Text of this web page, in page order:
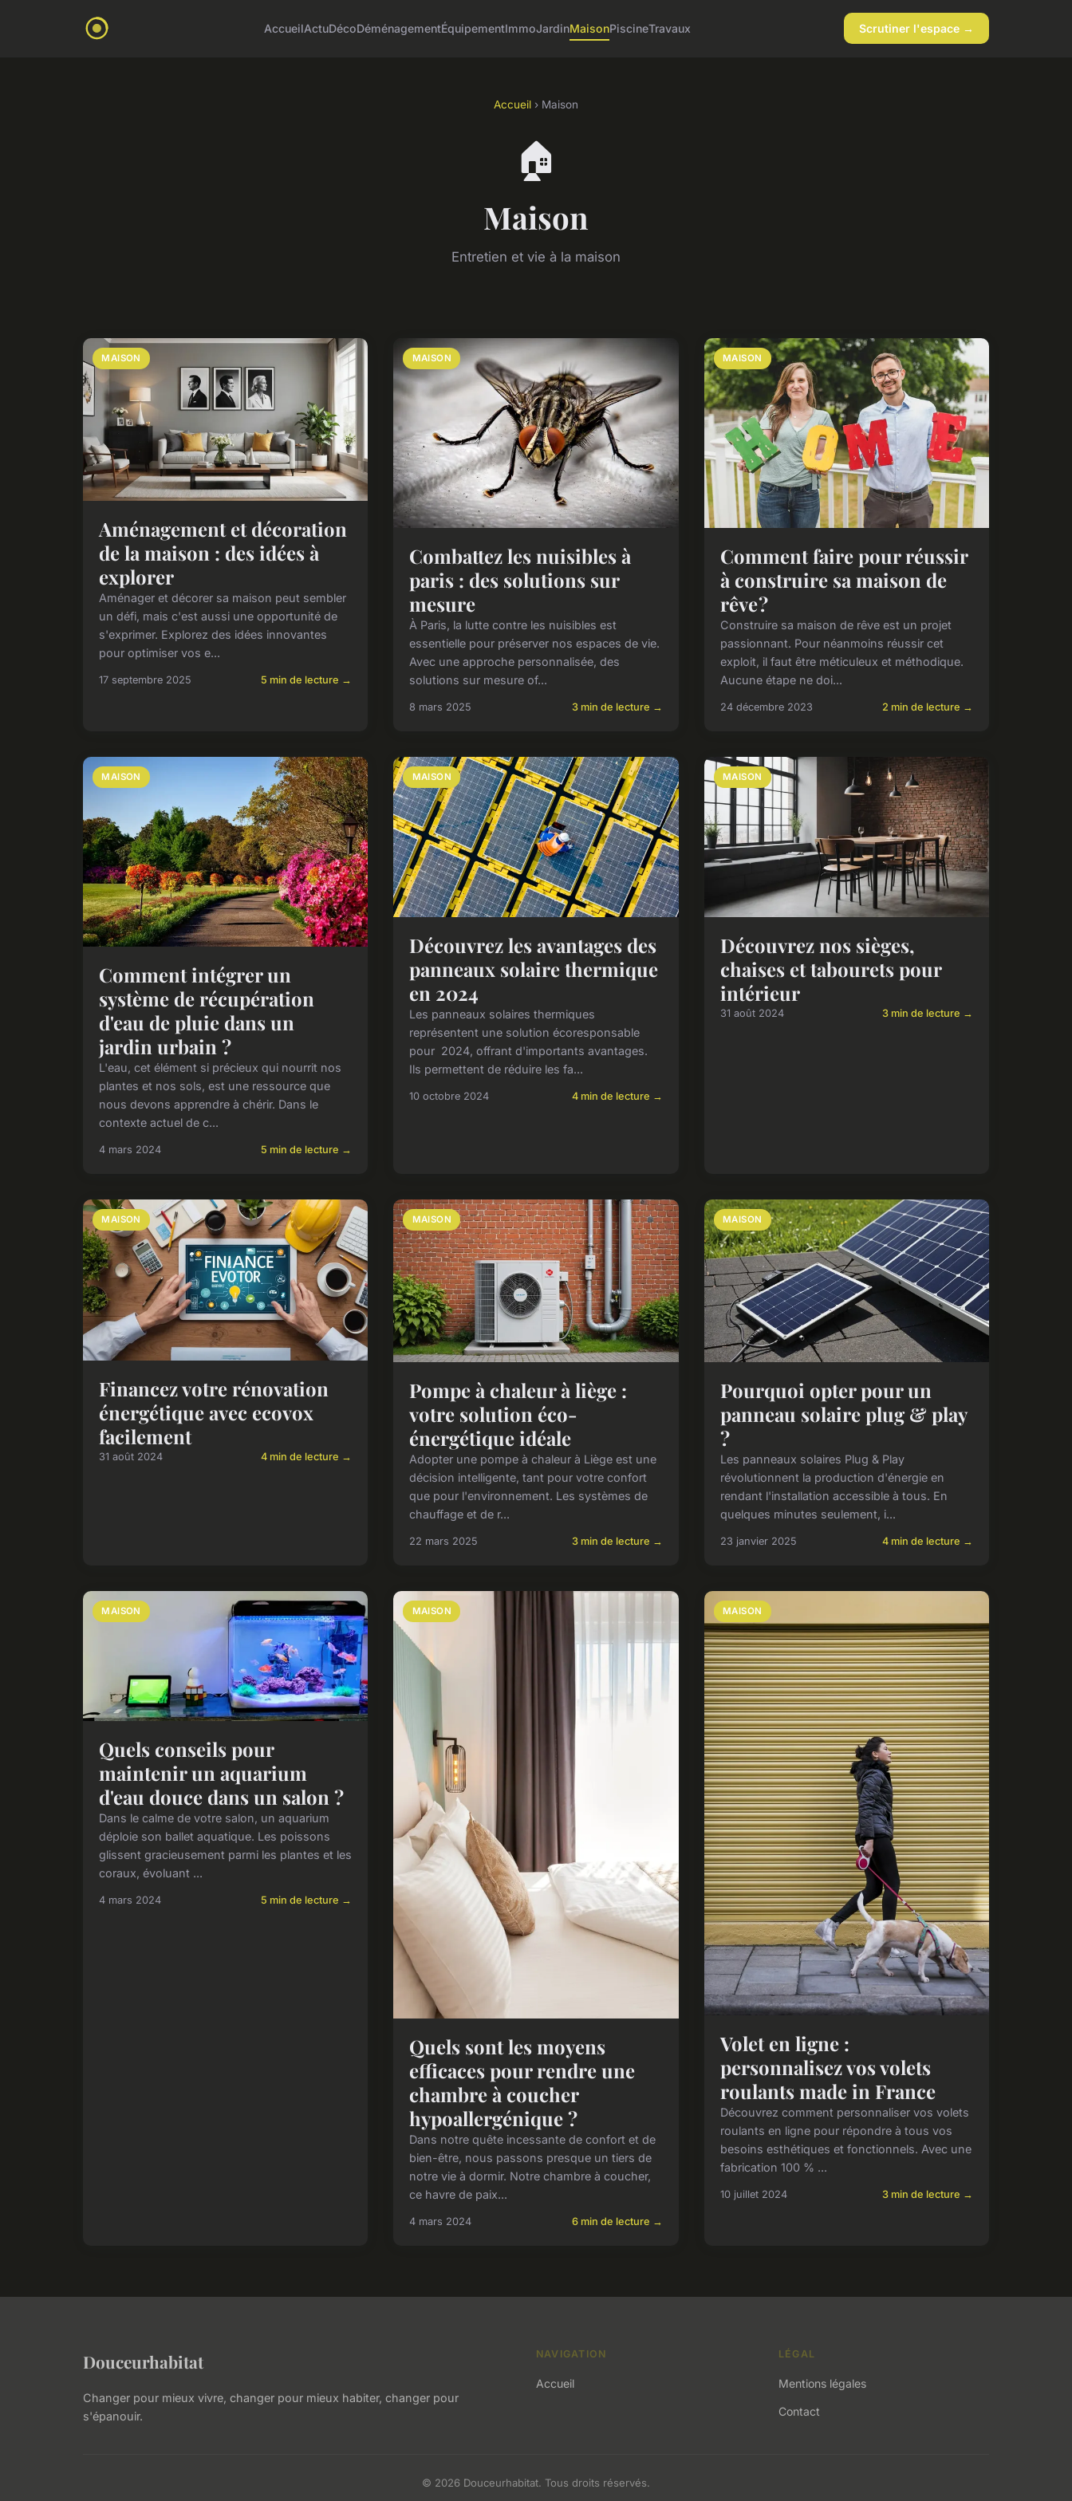
AccueilActuDécoDéménagementÉquipementImmoJardinMaisonPiscineTravaux Scrutiner l'espace →
Accueil › Maison
🏠
Maison
Entretien et vie à la maison
MAISON
Aménagement et décoration
de la maison : des idées à
explorer
Aménager et décorer sa maison peut sembler
un défi, mais c'est aussi une opportunité de
s'exprimer. Explorez des idées innovantes
pour optimiser vos e...
17 septembre 2025 5 min de lecture →
MAISON
Combattez les nuisibles à
paris : des solutions sur
mesure
À Paris, la lutte contre les nuisibles est
essentielle pour préserver nos espaces de vie.
Avec une approche personnalisée, des
solutions sur mesure of...
8 mars 2025 3 min de lecture →
MAISON
Comment faire pour réussir
à construire sa maison de
rêve ?
Construire sa maison de rêve est un projet
passionnant. Pour néanmoins réussir cet
exploit, il faut être méticuleux et méthodique.
Aucune étape ne doi...
24 décembre 2023 2 min de lecture →
MAISON
Comment intégrer un
système de récupération
d'eau de pluie dans un
jardin urbain ?
L'eau, cet élément si précieux qui nourrit nos
plantes et nos sols, est une ressource que
nous devons apprendre à chérir. Dans le
contexte actuel de c...
4 mars 2024 5 min de lecture →
MAISON
Découvrez les avantages des
panneaux solaire thermique
en 2024
Les panneaux solaires thermiques
représentent une solution écoresponsable
pour 2024, offrant d'importants avantages.
Ils permettent de réduire les fa...
10 octobre 2024 4 min de lecture →
MAISON
Découvrez nos sièges,
chaises et tabourets pour
intérieur
31 août 2024 3 min de lecture →
MAISON
Financez votre rénovation
énergétique avec ecovox
facilement
31 août 2024 4 min de lecture →
MAISON
Pompe à chaleur à liège :
votre solution éco-
énergétique idéale
Adopter une pompe à chaleur à Liège est une
décision intelligente, tant pour votre confort
que pour l'environnement. Les systèmes de
chauffage et de r...
22 mars 2025 3 min de lecture →
MAISON
Pourquoi opter pour un
panneau solaire plug & play
?
Les panneaux solaires Plug & Play
révolutionnent la production d'énergie en
rendant l'installation accessible à tous. En
quelques minutes seulement, i...
23 janvier 2025 4 min de lecture →
MAISON
Quels conseils pour
maintenir un aquarium
d'eau douce dans un salon ?
Dans le calme de votre salon, un aquarium
déploie son ballet aquatique. Les poissons
glissent gracieusement parmi les plantes et les
coraux, évoluant ...
4 mars 2024 5 min de lecture →
MAISON
Quels sont les moyens
efficaces pour rendre une
chambre à coucher
hypoallergénique ?
Dans notre quête incessante de confort et de
bien-être, nous passons presque un tiers de
notre vie à dormir. Notre chambre à coucher,
ce havre de paix...
4 mars 2024 6 min de lecture →
MAISON
Volet en ligne :
personnalisez vos volets
roulants made in France
Découvrez comment personnaliser vos volets
roulants en ligne pour répondre à tous vos
besoins esthétiques et fonctionnels. Avec une
fabrication 100 % ...
10 juillet 2024 3 min de lecture →
Douceurhabitat
Changer pour mieux vivre, changer pour mieux habiter, changer pour
s'épanouir.
NAVIGATION
Accueil
LÉGAL
Mentions légales
Contact
© 2026 Douceurhabitat. Tous droits réservés.